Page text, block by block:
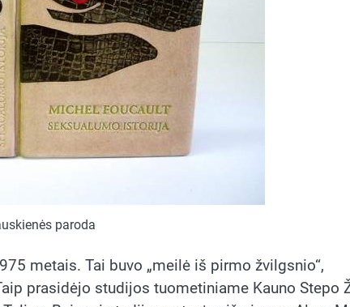
paroda
metais. Tai buvo „meilė iš pirmo žvilgsnio“,
prasidėjo studijos tuometiniame Kauno Stepo